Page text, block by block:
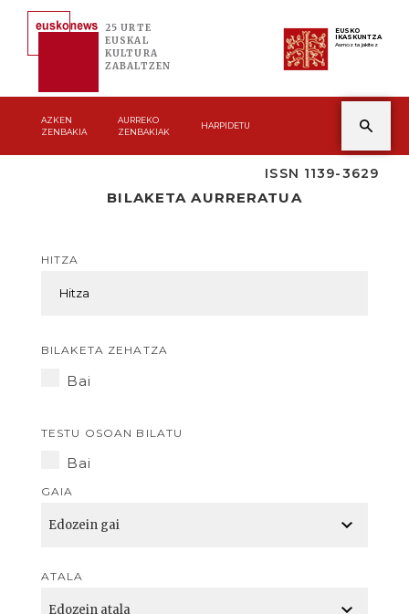
25 URTE
EUSKAL
KULTURA
ZABALTZEN
EUSKO
IKASKUNTZA
Asmoz ta jakitez
AZKEN
ZENBAKIA
AURREKO
ZENBAKIAK
HARPIDETU
ISSN 1139-3629
BILAKETA AURRERATUA
HITZA
BILAKETA ZEHATZA
Bai
TESTU OSOAN BILATU
Bai
GAIA
ATALA